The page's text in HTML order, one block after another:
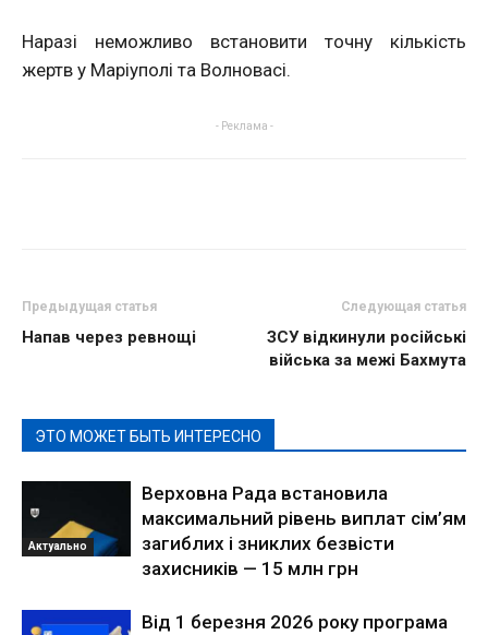
Наразі неможливо встановити точну кількість
жертв у Маріуполі та Волновасі.
- Реклама -
Предыдущая статья
Напав через ревнощі
Следующая статья
ЗСУ відкинули російські
війська за межі Бахмута
ЭТО МОЖЕТ БЫТЬ ИНТЕРЕСНО
Актуально
Верховна Рада встановила
максимальний рівень виплат сім’ям
загиблих і зниклих безвісти
захисників — 15 млн грн
Від 1 березня 2026 року програма